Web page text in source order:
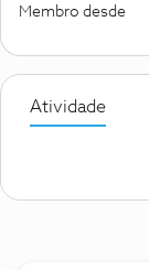
Membro desde
Atividade